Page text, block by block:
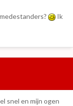
Ik
snel en mijn ogen